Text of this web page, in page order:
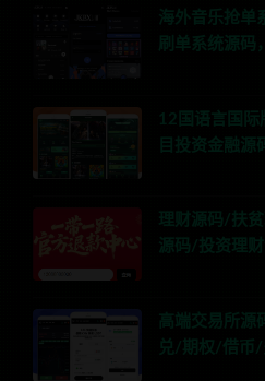
海外音乐抢单
刷单系统源码
12国语言国际
目投资金融
理财源码/扶
源码/投资理财
高端交易所源
兑/期权/借币/